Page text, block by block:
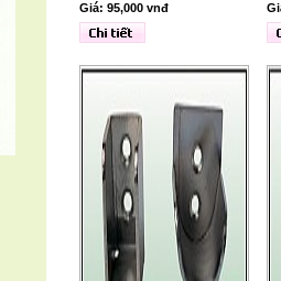
Giá: 95,000 vnđ